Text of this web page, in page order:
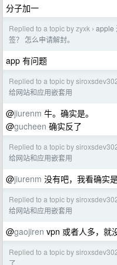
分子加一
Replied to a topic by zyxk › apple
签？ 怎么申请解封。
app 有问题
Replied to a topic by
给网站和应用嵌套用
@jiurenm 牛。确实是。
@gucheen 确实反了
Replied to a topic by
给网站和应用嵌套用
@jiurenm 没有吧，我看确实
Replied to a topic by
给网站和应用嵌套用
@gaojiren vpn 或者人多，就
Replied to a topic by
了